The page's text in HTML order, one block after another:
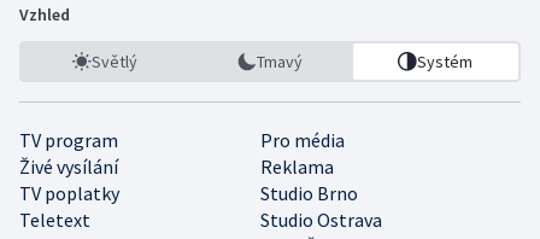
Vzhled
Světlý Tmavý Systém
TV program
Pro média
Živé vysílání
Reklama
TV poplatky
Studio Brno
Teletext
Studio Ostrava